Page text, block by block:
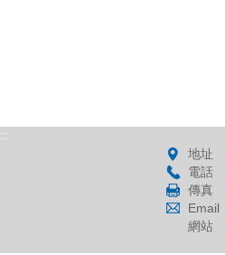
:::
地址
電話
傳真
Email
網站